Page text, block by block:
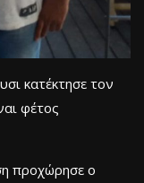
κατέκτησε τον
φέτος
προχώρησε ο